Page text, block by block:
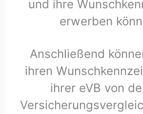
und ihre
erwerben
Anschließend
ihren
ihrer eVB von